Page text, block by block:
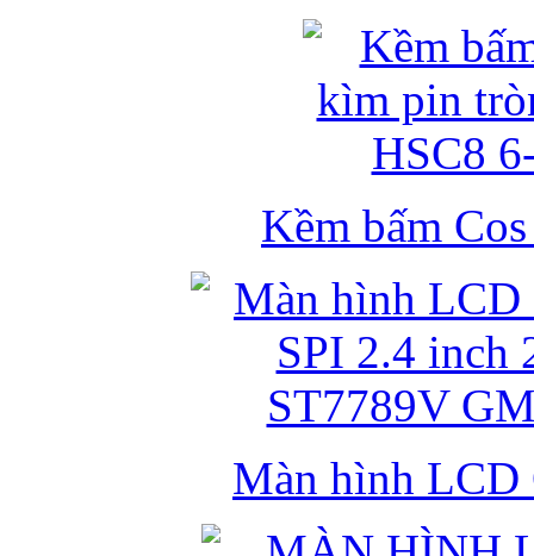
Kềm bấm
Màn hình LCD